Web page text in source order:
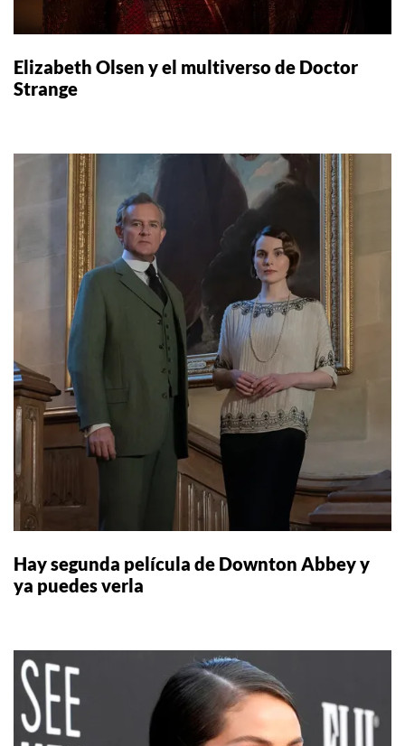
Elizabeth Olsen y el multiverso de Doctor
Strange
Hay segunda película de Downton Abbey y
ya puedes verla